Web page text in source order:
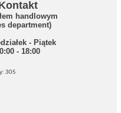
handlowym
department)
- Piątek
- 18:00
305